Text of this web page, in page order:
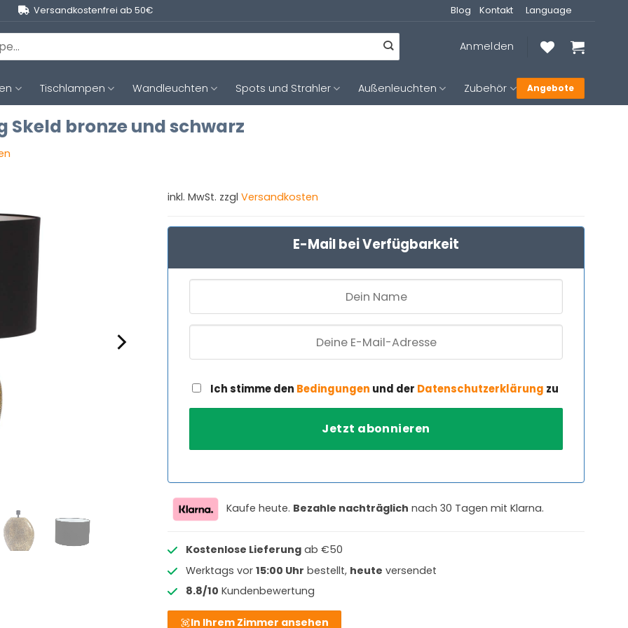
Versandkostenfrei ab 50€ Blog Kontakt Language
Anmelden
Tischlampen Wandleuchten Spots und Strahler Außenleuchten Zubehör Angebote
Skeld bronze und schwarz
inkl. MwSt. zzgl Versandkosten
E-Mail bei Verfügbarkeit
Ich stimme den Bedingungen und der Datenschutzerklärung zu
Kaufe heute. Bezahle nachträglich nach 30 Tagen mit Klarna.
Kostenlose Lieferungab €50
Werktags vor 15:00 Uhr bestellt, heute versendet
8.8/10 Kundenbewertung
In Ihrem Zimmer ansehen